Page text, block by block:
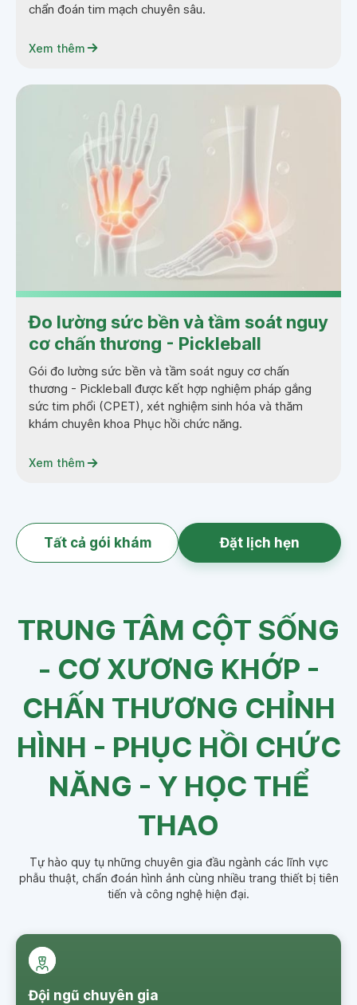
chẩn đoán tim mạch chuyên sâu.
Xem thêm
Đo lường sức bền và tầm soát nguy
cơ chấn thương - Pickleball
Gói đo lường sức bền và tầm soát nguy cơ chấn
thương - Pickleball được kết hợp nghiệm pháp gắng
sức tim phổi (CPET), xét nghiệm sinh hóa và thăm
khám chuyên khoa Phục hồi chức năng.
Xem thêm
Tất cả gói khám Đặt lịch hẹn
TRUNG TÂM CỘT SỐNG
- CƠ XƯƠNG KHỚP -
CHẤN THƯƠNG CHỈNH
HÌNH - PHỤC HỒI CHỨC
NĂNG - Y HỌC THỂ
THAO
Tự hào quy tụ những chuyên gia đầu ngành các lĩnh vực
phẫu thuật, chẩn đoán hình ảnh cùng nhiều trang thiết bị tiên
tiến và công nghệ hiện đại.
Đội ngũ chuyên gia